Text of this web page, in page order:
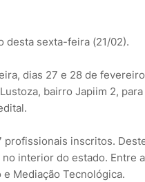
desta sexta-feira (21/02).
dias 27 e 28 de
bairro Japiim 2,
inscritos.
interior do estado. Entre
Mediação Tecnológica.